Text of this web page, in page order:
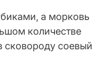
а морковь
количестве
сковороду соевый